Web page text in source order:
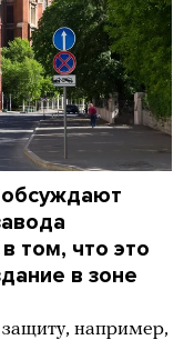
том, что это
в зоне
например,